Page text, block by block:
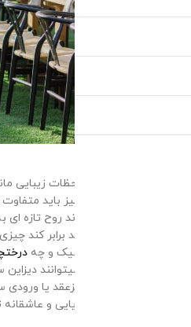
زمانی که قرار است لحظات زیبایی
جشن بگیریم، همه چیز باید
ترین چیزی که میتواند روح تازه
کند و زیبایی آن را چند برابر کند
چه گیاهان طبیعی شیک و چه
ظریف و دقیق شان میتوانند
این گیاهان درکنار میزعقد یا
شما به یک فضای رویایی و